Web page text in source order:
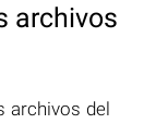
archivos
archivos del